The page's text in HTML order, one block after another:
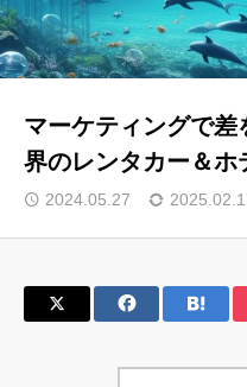
マーケティングで
界のレンタカー＆ホ
2024.05.27
コンテンツ
LINEお友達登録
スポンサー登録
サロン会員登録
ログイン